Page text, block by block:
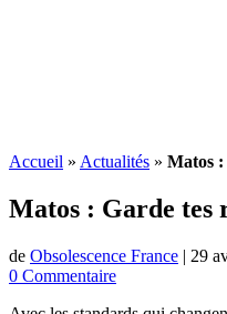
Accueil » Actualités » Matos :
Matos : Garde tes
de Obsolescence France | 29
0 Commentaire